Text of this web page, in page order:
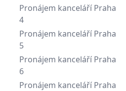
Pronájem kanceláří Praha
4
Pronájem kanceláří Praha
5
Pronájem kanceláří Praha
6
Pronájem kanceláří Praha